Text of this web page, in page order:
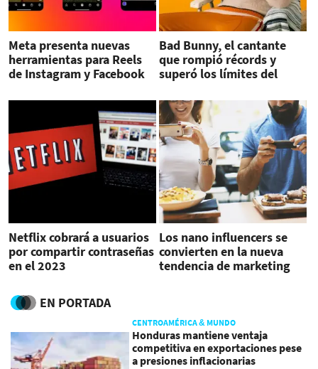
Meta presenta nuevas
herramientas para Reels
de Instagram y Facebook
Bad Bunny, el cantante
que rompió récords y
superó los límites del
Netflix cobrará a usuarios
por compartir contraseñas
en el 2023
Los nano influencers se
convierten en la nueva
tendencia de marketing
EN PORTADA
CENTROAMÉRICA & MUNDO
Honduras mantiene ventaja
competitiva en exportaciones pese
a presiones inflacionarias